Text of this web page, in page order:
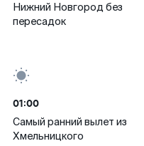
Нижний Новгород без
пересадок
01:00
Самый ранний вылет из
Хмельницкого